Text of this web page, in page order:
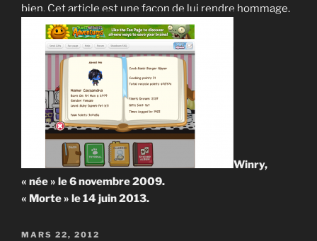
bien. Cet article est une façon de lui rendre hommage.
Winry,
« née » le 6 novembre 2009.
« Morte » le 14 juin 2013.
PUBLIÉ
MARS 22, 2012